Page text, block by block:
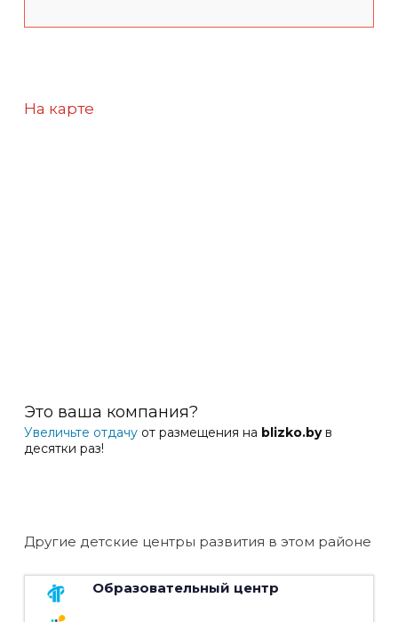
На карте
Это ваша компания?
Увеличьте отдачу от размещения на blizko.byв
десятки раз!
Другие детские центры развития в этом районе
Образовательный центр